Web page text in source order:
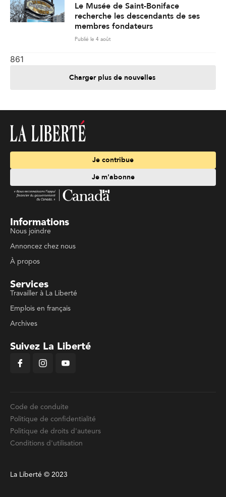
Le Musée de Saint-Boniface
recherche les descendants de ses
membres fondateurs
Publié le 4 août
861
Charger plus de nouvelles
Je contribue
Je m'abonne
Informations
Nous joindre
Annoncez chez nous
À propos
Services
Travailler à La Liberté
Emplois en français
Archives
Suivez La Liberté
Code de conduite
Politique de confidentialité
Politique de droits d'auteurs
Conditions d'utilisation
La Liberté © 2023